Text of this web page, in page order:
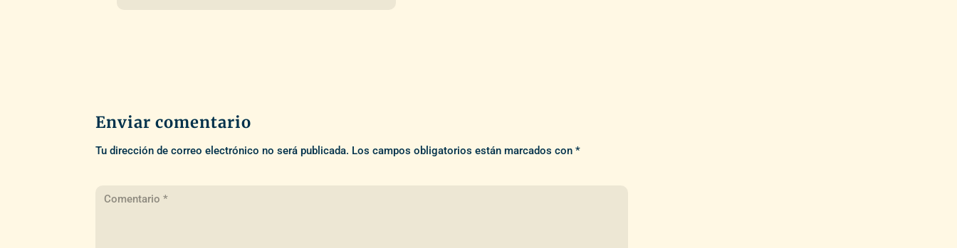
Enviar comentario
Tu dirección de correo electrónico no será publicada. Los campos obligatorios están marcados con*